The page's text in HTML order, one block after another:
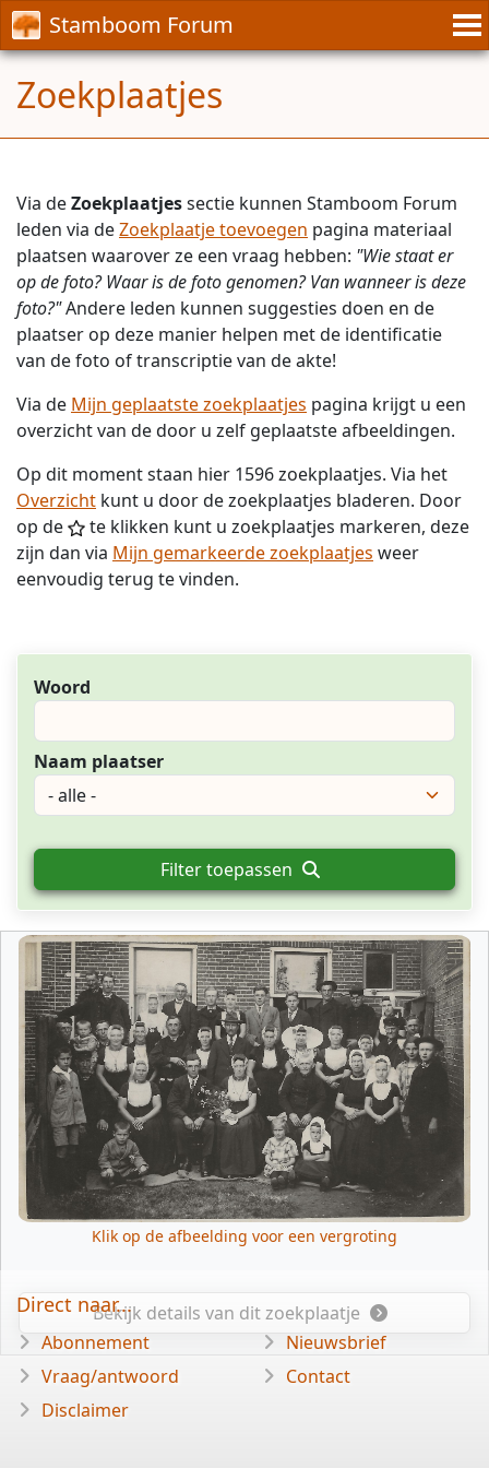
Stamboom Forum
Zoekplaatjes
Via deZoekplaatjessectie kunnen Stamboom Forum
leden via deZoekplaatje toevoegen pagina materiaal
plaatsen waarover ze een vraag hebben: "Wie staat er
op de foto? Waar is de foto genomen? Van wanneer is deze
foto?"Andere leden kunnen suggesties doen en de
plaatser op deze manier helpen met de identificatie
van de foto of transcriptie van de akte!
Via de Mijn geplaatste zoekplaatjes pagina krijgt u een
overzicht van de door u zelf geplaatste afbeeldingen.
Op dit moment staan hier 1596 zoekplaatjes. Via het
Overzicht kunt u door de zoekplaatjes bladeren. Door
op de
te klikken kunt u zoekplaatjes markeren, deze
zijn dan via Mijn gemarkeerde zoekplaatjes weer
eenvoudig terug te vinden.
Woord
Naam plaatser
Filter toepassen
Klik op de afbeelding voor een vergroting
Bekijk details van dit zoekplaatje
Direct naar...
Abonnement
Vraag/antwoord
Disclaimer
Nieuwsbrief
Contact